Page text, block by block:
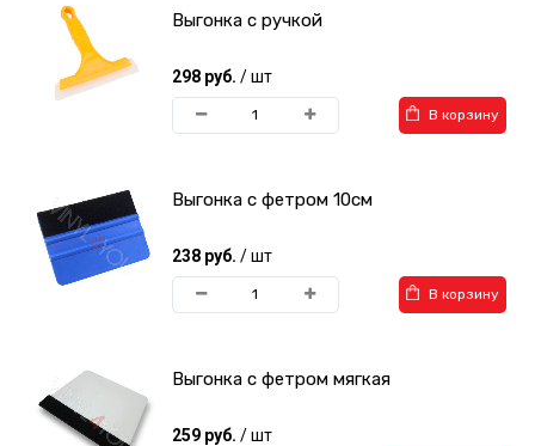
Выгонка с ручкой
298 руб. / шт
В корзину
Выгонка с фетром 10см
238 руб. / шт
В корзину
Выгонка с фетром мягкая
259 руб. / шт